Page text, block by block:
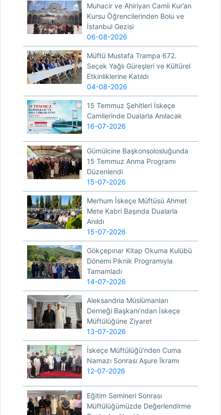
Muhacir ve Ahiriyan Camii Kur’an
Kursu Öğrencilerinden Bolu ve
İstanbul Gezisi
06-08-2026
Müftü Mustafa Trampa 672.
Seçek Yağlı Güreşleri ve Kültürel
Etkinliklerine Katıldı
04-08-2026
15 Temmuz Şehitleri İskeçe
Camilerinde Dualarla Anılacak
16-07-2026
Gümülcine Başkonsolosluğunda
15 Temmuz Anma Programı
Düzenlendi
15-07-2026
Merhum İskeçe Müftüsü Ahmet
Mete Kabri Başında Dualarla
Anıldı
15-07-2026
Gökçepınar Kitap Okuma Kulübü
Dönemi Piknik Programıyla
Tamamladı
14-07-2026
Aleksandria Müslümanları
Derneği Başkanı’ndan İskeçe
Müftülüğüne Ziyaret
13-07-2026
İskeçe Müftülüğü’nden Cuma
Namazı Sonrası Aşure İkramı
12-07-2026
Eğitim Semineri Sonrası
Müftülüğümüzde Değerlendirme